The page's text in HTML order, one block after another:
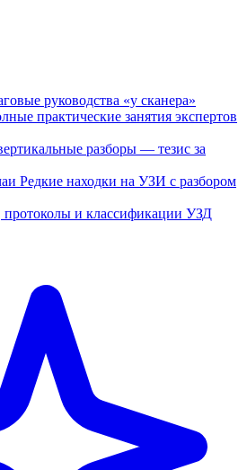
руководства «у сканера»
практические занятия экспертов
разборы — тезис за
Редкие находки на УЗИ с разбором
и классификации УЗД